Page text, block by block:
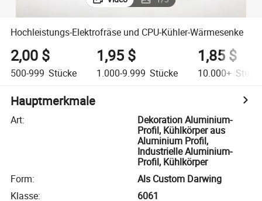
Hochleistungs-Elektrofräse und CPU-Kühler-Wärmesenke
2,00 $
500-999 Stücke
1,95 $
1.000-9.999 Stücke
1,85 $
10.000+
Hauptmerkmale
Art:
Dekoration Aluminium-
Profil, Kühlkörper aus
Aluminium Profil,
Industrielle Aluminium-
Profil, Kühlkörper
Form:
Als Custom Darwing
Klasse:
6061